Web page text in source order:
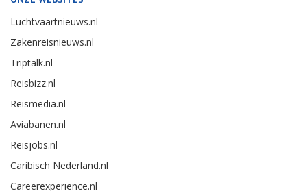
Luchtvaartnieuws.nl
Zakenreisnieuws.nl
Triptalk.nl
Reisbizz.nl
Reismedia.nl
Aviabanen.nl
Reisjobs.nl
Caribisch Nederland.nl
Careerexperience.nl